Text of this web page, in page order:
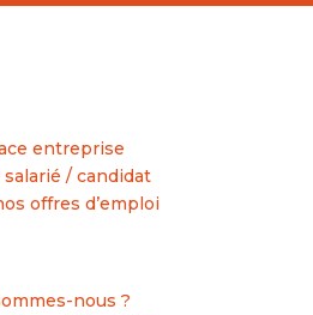
entreprise
salarié / candidat
offres d’emploi
nous ?